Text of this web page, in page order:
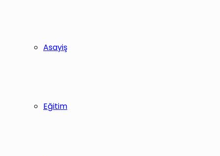
Asayiş
Eğitim